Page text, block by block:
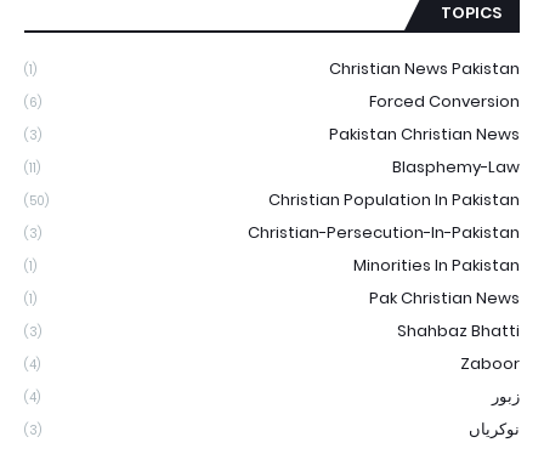
TOPICS
Christian News Pakistan
(1)
Forced Conversion
(6)
Pakistan Christian News
(3)
Blasphemy-Law
(11)
Christian Population In Pakistan
(50)
Christian-Persecution-In-Pakistan
(3)
Minorities In Pakistan
(1)
Pak Christian News
(1)
Shahbaz Bhatti
(3)
Zaboor
(4)
زبور (4)
نوکریاں (3)